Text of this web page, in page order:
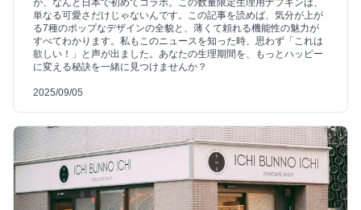
単なる可愛さだけじゃないんです。この記事を読めば、気分が上が
る7種のポップなデザインの全貌と、薄くて頼れる機能性の魅力が
すべてわかります。私もこのニュースを知った時、思わず「これは
欲しい！」と声が出ました。あなたの生理期間を、もっとハッピー
に変える秘訣を一緒に見つけませんか？
2025/09/05